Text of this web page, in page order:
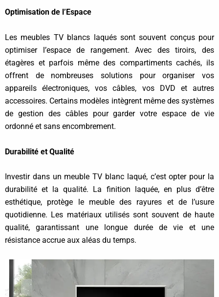
Optimisation de l’Espace
Les meubles TV blancs laqués sont souvent conçus pour
optimiser l’espace de rangement. Avec des tiroirs, des
étagères et parfois même des compartiments cachés, ils
offrent de nombreuses solutions pour organiser vos
appareils électroniques, vos câbles, vos DVD et autres
accessoires. Certains modèles intègrent même des systèmes
de gestion des câbles pour garder votre espace de vie
ordonné et sans encombrement.
Durabilité et Qualité
Investir dans un meuble TV blanc laqué, c’est opter pour la
durabilité et la qualité. La finition laquée, en plus d’être
esthétique, protège le meuble des rayures et de l’usure
quotidienne. Les matériaux utilisés sont souvent de haute
qualité, garantissant une longue durée de vie et une
résistance accrue aux aléas du temps.